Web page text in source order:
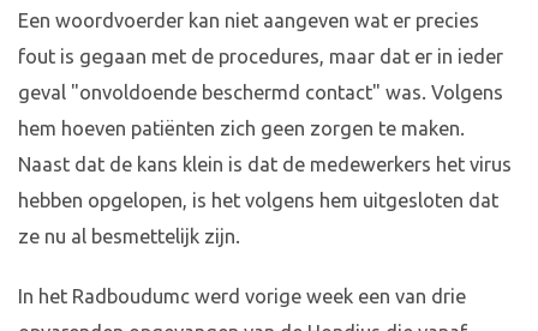
Een woordvoerder kan niet aangeven wat er precies
fout is gegaan met de procedures, maar dat er in ieder
geval "onvoldoende beschermd contact" was. Volgens
hem hoeven patiënten zich geen zorgen te maken.
Naast dat de kans klein is dat de medewerkers het virus
hebben opgelopen, is het volgens hem uitgesloten dat
ze nu al besmettelijk zijn.
In het Radboudumc werd vorige week een van drie